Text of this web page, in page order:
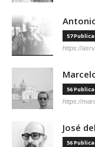
57
https://
56
https://
José
56